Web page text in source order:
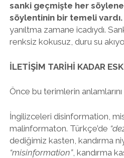
sanki geçmişte her
söylentinin bir temeli vardı.
yanıltma zamane icadıydı.
renksiz kokusuz, duru su
İLETİŞİM TARİHİ KADAR
Önce bu terimlerin anlamlarını
İngilizceleri disinformation,
malinformaton. Türkçe’de
dediğimiz kasten, kandırma
“misinformation”, kandırma